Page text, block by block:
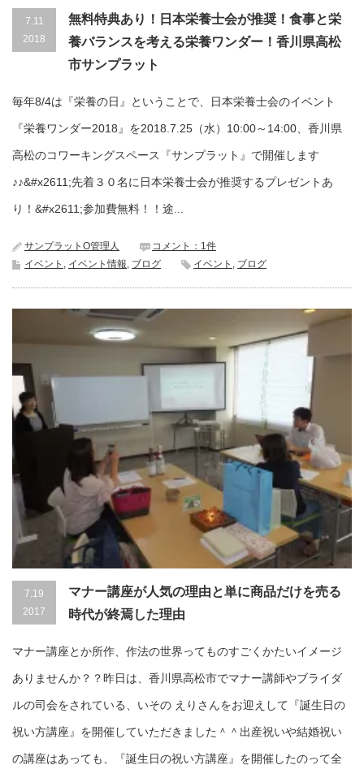
7.11
2018
無料特典あり！日本栄養士会が推奨！食事と栄
養バランスを考える栄養ワンダー！香川県高松
市サンプラット
毎年8/4は『栄養の日』ということで、日本栄養士会のイベント
『栄養ワンダー2018』を2018.7.25（水）10:00～14:00、香川県
高松のコワーキングスペース『サンプラット』で開催します
♪♪&#x2611;先着３０名に日本栄養士会が推奨するプレゼントあ
り！&#x2611;参加費無料！！途...
サンプラットO管理人
コメント：1件
イベント , イベント情報, ブログ イベント , ブログ
7.19
2017
マナー講座が人気の理由と単に商品だけを売る
時代が終焉した理由
マナー講座とか所作、作法の世界ってものすごくかたいイメージ
ありませんか？？昨日は、香川県高松市でマナー講師やブライダ
ルの司会をされている、いその えりさんをお迎えして『誕生日の
祝い方講座』を開催していただきました＾＾出産祝いや結婚祝い
の講座はあっても、『誕生日の祝い方講座』を開催したのって全